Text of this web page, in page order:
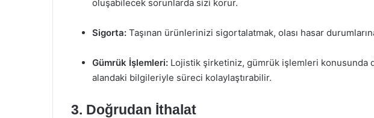
oluşabilecek sorunlarda sizi korur.
Sigorta: Taşınan ürünlerinizi sigortalatmak, olası hasar
Gümrük İşlemleri: Lojistik şirketiniz, gümrük işlemleri konusunda
alandaki bilgileriyle süreci kolaylaştırabilir.
3. Doğrudan İthalat